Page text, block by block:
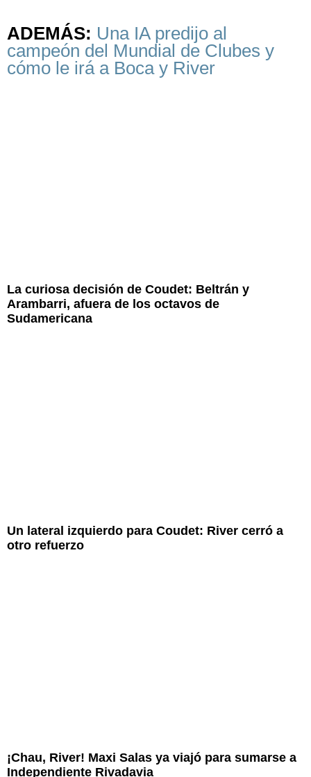
ADEMÁS: Una IA predijo al
campeón del Mundial de Clubes y
cómo le irá a Boca y River
La curiosa decisión de Coudet: Beltrán y
Arambarri, afuera de los octavos de
Sudamericana
Un lateral izquierdo para Coudet: River cerró a
otro refuerzo
¡Chau, River! Maxi Salas ya viajó para sumarse a
Independiente Rivadavia